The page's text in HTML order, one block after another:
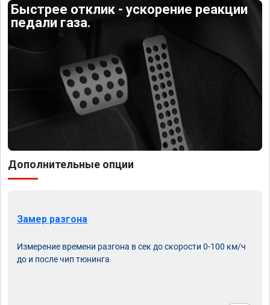
Быстрее отклик - ускорение реакции
педали газа.
Дополнительные опции
Замер разгона
Измерение времени разгона в сек до скорости 0-100 км/ч
до и после чип тюнинга